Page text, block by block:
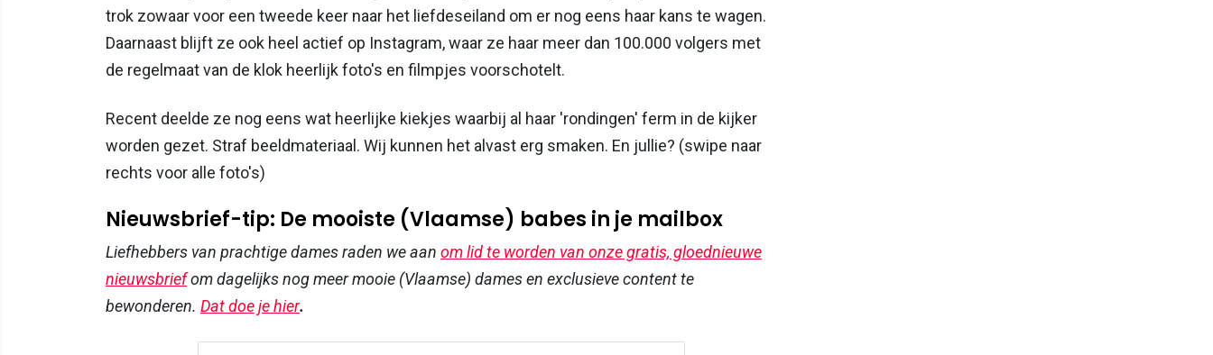
trok zowaar voor een tweede keer naar het liefdeseiland om er nog eens haar kans te wagen.
Daarnaast blijft ze ook heel actief op Instagram, waar ze haar meer dan 100.000 volgers met
de regelmaat van de klok heerlijk foto's en filmpjes voorschotelt.
Recent deelde ze nog eens wat heerlijke kiekjes waarbij al haar 'rondingen' ferm in de kijker
worden gezet. Straf beeldmateriaal. Wij kunnen het alvast erg smaken. En jullie? (swipe naar
rechts voor alle foto's)
Nieuwsbrief-tip: De mooiste (Vlaamse) babes in je mailbox
Liefhebbers van prachtige dames raden we aan om lid te worden van onze gratis, gloednieuwe
nieuwsbriefom dagelijks nog meer mooie (Vlaamse) dames en exclusieve content te
bewonderen. Dat doe je hier.